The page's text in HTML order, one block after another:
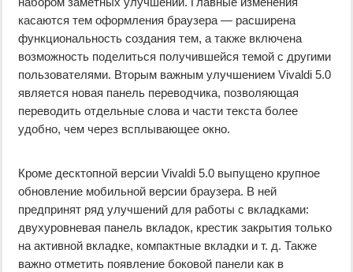
касаются тем оформления браузера — расширена
функциональность создания тем, а также включена
возможность поделиться получившейся темой с другими
пользователями. Вторым важным улучшением Vivaldi 5.0
является новая панель переводчика, позволяющая
переводить отдельные слова и части текста более
удобно, чем через всплывающее окно.
Кроме десктопной версии Vivaldi 5.0 выпущено крупное
обновление мобильной версии браузера. В ней
предпринят ряд улучшений для работы с вкладками:
двухуровневая панель вкладок, крестик закрытия только
на активной вкладке, компактные вкладки и т. д. Также
важно отметить появление боковой панели как в